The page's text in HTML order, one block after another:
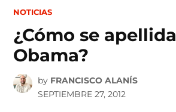
POSTED
NOTICIAS
¿Cómo se apellida
Obama?
by FRANCISCO ALANÍS
SEPTIEMBRE 27, 2012